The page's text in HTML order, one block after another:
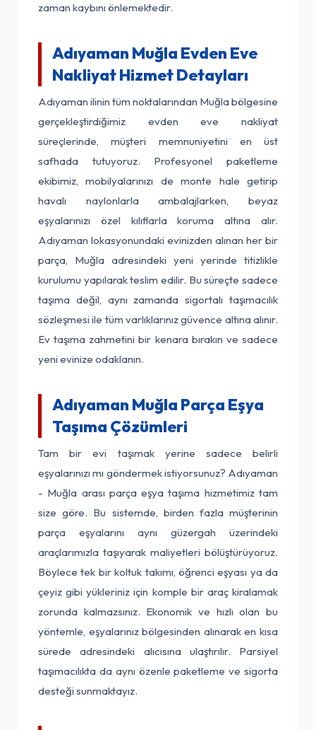
zaman kaybını önlemektedir.
Adıyaman Muğla Evden Eve
Nakliyat Hizmet Detayları
Adıyaman ilinin tüm noktalarından Muğla bölgesine
gerçekleştirdiğimiz evden eve nakliyat
süreçlerinde, müşteri memnuniyetini en üst
safhada tutuyoruz. Profesyonel paketleme
ekibimiz, mobilyalarınızı de monte hale getirip
havalı naylonlarla ambalajlarken, beyaz
eşyalarınızı özel kılıflarla koruma altına alır.
Adıyaman lokasyonundaki evinizden alınan her bir
parça, Muğla adresindeki yeni yerinde titizlikle
kurulumu yapılarak teslim edilir. Bu süreçte sadece
taşıma değil, aynı zamanda sigortalı taşımacılık
sözleşmesi ile tüm varlıklarınız güvence altına alınır.
Ev taşıma zahmetini bir kenara bırakın ve sadece
yeni evinize odaklanın.
Adıyaman Muğla Parça Eşya
Taşıma Çözümleri
Tam bir evi taşımak yerine sadece belirli
eşyalarınızı mı göndermek istiyorsunuz? Adıyaman
- Muğla arası parça eşya taşıma hizmetimiz tam
size göre. Bu sistemde, birden fazla müşterinin
parça eşyalarını aynı güzergah üzerindeki
araçlarımızla taşıyarak maliyetleri bölüştürüyoruz.
Böylece tek bir koltuk takımı, öğrenci eşyası ya da
çeyiz gibi yükleriniz için komple bir araç kiralamak
zorunda kalmazsınız. Ekonomik ve hızlı olan bu
yöntemle, eşyalarınız bölgesinden alınarak en kısa
sürede adresindeki alıcısına ulaştırılır. Parsiyel
taşımacılıkta da aynı özenle paketleme ve sigorta
desteği sunmaktayız.